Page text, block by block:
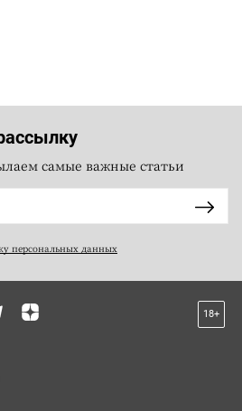
самые важные статьи
персональных данных
18+